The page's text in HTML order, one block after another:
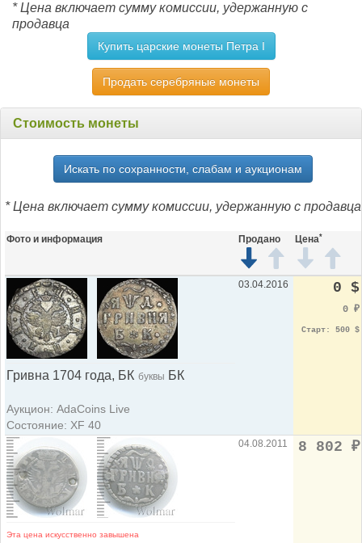
* Цена включает сумму комиссии, удержанную с
продавца
Купить царские монеты Петра I
Продать серебряные монеты
Стоимость монеты
Искать по сохранности, слабам и аукционам
* Цена включает сумму комиссии, удержанную с продавца
Фото и информация Продано Цена*
Гривна 1704 года, БК буквы БК
Аукцион: AdaCoins Live
Состояние: XF 40
03.04.2016 0 $
0 ₽
Старт: 500 $
Эта цена искусственно завышена
04.08.2011 8 802 ₽